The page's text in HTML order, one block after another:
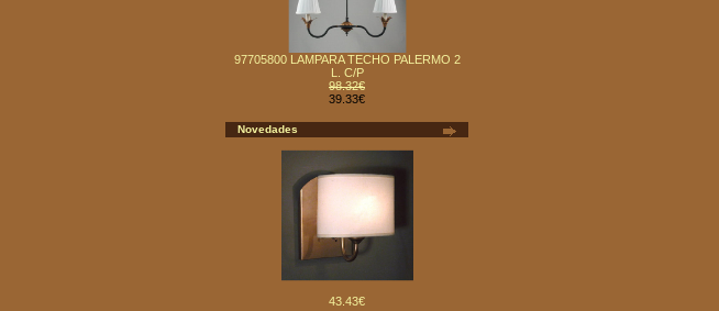
97705800 LAMPARA TECHO PALERMO 2
L. C/P
98.32€
39.33€
Novedades
43.43€